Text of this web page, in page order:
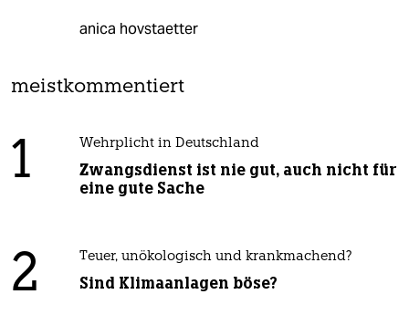
anica hovstaetter
meistkommentiert
1 Wehrplicht in Deutschland
Zwangsdienst ist nie gut, auch nicht für
eine gute Sache
2 Teuer, unökologisch und krankmachend?
Sind Klimaanlagen böse?